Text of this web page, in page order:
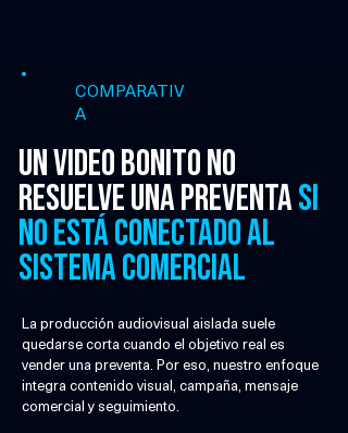
COMPARATIV
A
Un video bonito no
resuelve una preventasi
no está conectado al
sistema comercial
La producción audiovisual aislada suele
quedarse corta cuando el objetivo real es
vender una preventa. Por eso, nuestro enfoque
integra contenido visual, campaña, mensaje
comercial y seguimiento.